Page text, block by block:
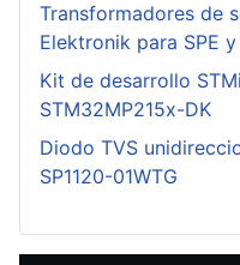
Transformadores de
Elektronik para SPE
Kit de desarrollo
STM32MP215x-DK
Diodo TVS
SP1120-01WTG